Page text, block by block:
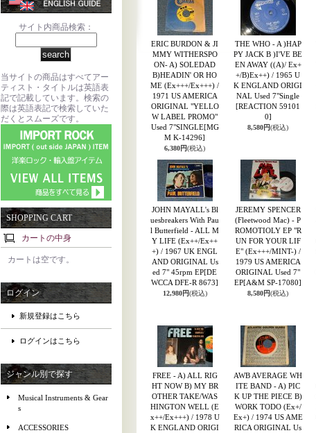
サイト内商品検索：
当サイトの商品はすべてアー
ティスト・タイトルは英語表
記で記載しています。検索の
際は英語表記で検索していた
だくとスムーズです。
SHOPPING CART
カートの中身
カートは空です。
ログイン
新規登録はこちら
ログインはこちら
ジャンル別で探す
Musical Instruments & Gear
s
ACCESSORIES
ERIC BURDON & JI
MMY WITHERSPO
ON- A) SOLEDAD
B)HEADIN' OR HO
ME (Ex+++/Ex+++) /
1971 US AMERICA
ORIGINAL "YELLO
W LABEL PROMO"
Used 7"SINGLE[MG
M K-14296]
6,380円(税込)
THE WHO - A )HAP
PY JACK B )I'VE BE
EN AWAY ((A)/ Ex+
+/B)Ex++) / 1965 U
K ENGLAND ORIGI
NAL Used 7"Single
[REACTION 59101
0]
8,580円(税込)
JOHN MAYALL's Bl
uesbreakers With Pau
l Butterfield - ALL M
Y LIFE (Ex++/Ex++
+) / 1967 UK ENGL
AND ORIGINAL Us
ed 7" 45rpm EP[DE
WCCA DFE-R 8673]
12,980円(税込)
JEREMY SPENCER
(Fleetwood Mac) - P
ROMOTIOLY EP "R
UN FOR YOUR LIF
E" (Ex+++/MINT-) /
1979 US AMERICA
ORIGINAL Used 7"
EP[A&M SP-17080]
8,580円(税込)
FREE - A) ALL RIG
HT NOW B) MY BR
OTHER TAKE/WAS
HINGTON WELL (E
x++/Ex+++) / 1978 U
K ENGLAND ORIGI
AWB AVERAGE WH
ITE BAND - A) PIC
K UP THE PIECE B)
WORK TODO (Ex+/
Ex+) / 1974 US AME
RICA ORIGINAL Us